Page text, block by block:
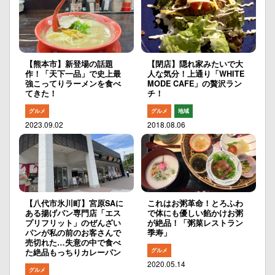
【熊本市】新登場の話題
作！「天下一品」で史上最
強こってりラーメンを食べ
てきた！
グルメ
2023.09.02
【閉店】隠れ家みたいで大
人な気分！上通り「WHITE
MODE CAFE」の贅沢ラン
チ！
グルメ 地域
2018.08.06
【八代市氷川町】宮原SAに
ある揚げパン専門店「エス
プリフリット」のぜんざい
パンが私の前のお客さんで
売切れた…失意の中で食べ
た絶品もっちりカレーパン
グルメ
これはお粥革命！とろふわ
で体にも優しい餡かけお粥
が絶品！「粥菜レストラン
季寿」
グルメ
2020.05.14